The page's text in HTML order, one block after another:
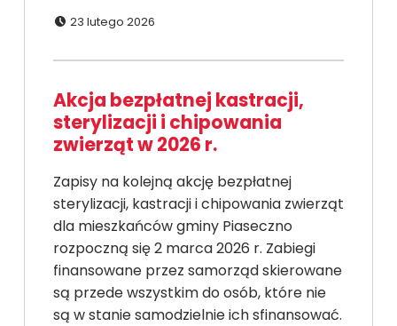
23 lutego 2026
Akcja bezpłatnej kastracji,
sterylizacji i chipowania
zwierząt w 2026 r.
Zapisy na kolejną akcję bezpłatnej
sterylizacji, kastracji i chipowania zwierząt
dla mieszkańców gminy Piaseczno
rozpoczną się 2 marca 2026 r. Zabiegi
finansowane przez samorząd skierowane
są przede wszystkim do osób, które nie
są w stanie samodzielnie ich sfinansować.